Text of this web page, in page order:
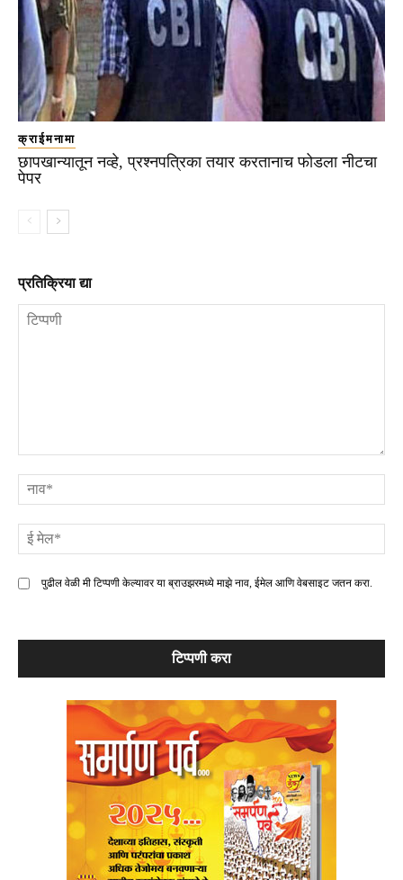
क्राईमनामा
छापखान्यातून नव्हे, प्रश्नपत्रिका तयार करतानाच फोडला नीटचा
पेपर
प्रतिक्रिया द्या
पुढील वेळी मी टिप्पणी केल्यावर या ब्राउझरमध्ये माझे नाव, ईमेल आणि वेबसाइट जतन करा.